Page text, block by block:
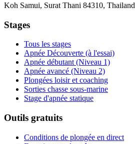
Koh Samui, Surat Thani 84310, Thailand
Stages
Tous les stages
Apnée Découverte (à l'essai)
Apnée débutant (Niveau 1)
Apnée avancé (Niveau 2)
Plongées loisir et coaching
Sorties chasse sous-marine
Stage d'apnée statique
Outils gratuits
Conditions de plongée en direct